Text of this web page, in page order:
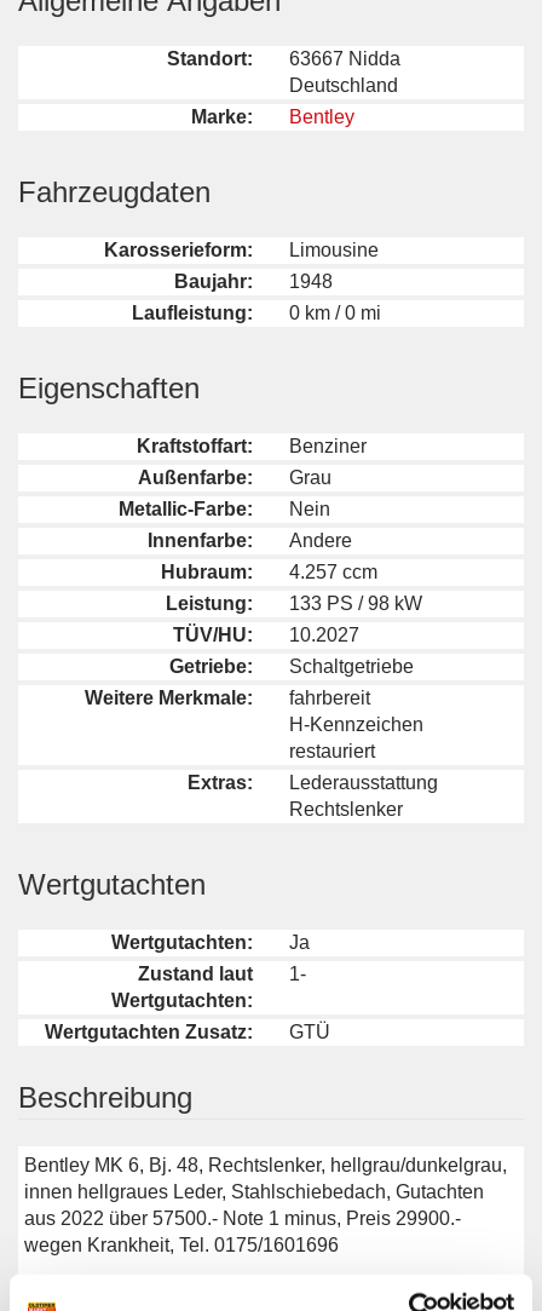
Standort:
63667 Nidda
Deutschland
Marke:
Bentley
Fahrzeugdaten
Karosserieform:
Limousine
Baujahr:
1948
Laufleistung:
0 km / 0 mi
Eigenschaften
Kraftstoffart:
Benziner
Außenfarbe:
Grau
Metallic-Farbe:
Nein
Innenfarbe:
Andere
Hubraum:
4.257 ccm
Leistung:
133 PS / 98 kW
TÜV/HU:
10.2027
Getriebe:
Schaltgetriebe
Weitere Merkmale:
fahrbereit
H-Kennzeichen
restauriert
Extras:
Lederausstattung
Rechtslenker
Wertgutachten
Wertgutachten:
Ja
Zustand laut
Wertgutachten:
1-
Wertgutachten Zusatz: GTÜ
Beschreibung
Bentley MK 6, Bj. 48, Rechtslenker, hellgrau/dunkelgrau,
innen hellgraues Leder, Stahlschiebedach, Gutachten
aus 2022 über 57500.- Note 1 minus, Preis 29900.-
wegen Krankheit, Tel. 0175/1601696